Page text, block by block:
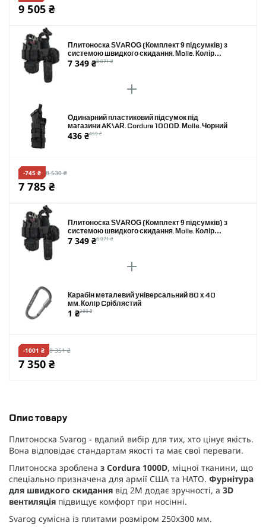
Опис товару
Плитоноска Svarog - вдалий вибір для тих, хто цінує якість.
Вона відповідає стандартам якості та має свої переваги.
Плитоноска зроблена з Cordura 1000D, міцної тканини, що
спеціально призначена для армії США та НАТО. Фурнітура
для швидкого скидання від 2М додає зручності, а 3D
вентиляція підвищує комфорт при носінні.
Svarog сумісна із плитами розміром 250х300 мм.
9 505 ₴
Плитоноска SVAROG (Комплект 9 підсумків) з
системою швидкого скидання. Molle. Колір
Чорний.
7 349 ₴8 071 ₴
Одинарний пластиковий підсумок під
магазини AK\AR. Cordura 1000D. Molle. Чорний
436 ₴459 ₴
-745 ₴ 8 530 ₴
7 785 ₴
Плитоноска SVAROG (Комплект 9 підсумків) з
системою швидкого скидання. Molle. Колір
Чорний.
7 349 ₴8 071 ₴
Карабін металевий універсальний 80 х 40
мм. Колiр Cріблястий
1 ₴280 ₴
-1001 ₴ 8 351 ₴
7 350 ₴